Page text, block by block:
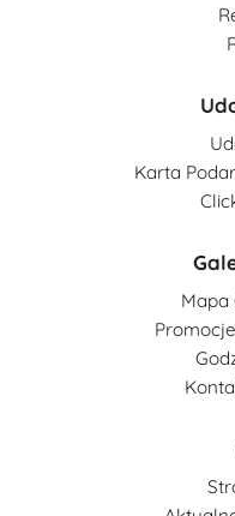
Karta
Mapa